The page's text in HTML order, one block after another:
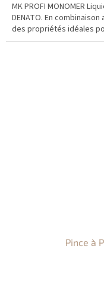
MK PROFI MONOMER
DENATO. En
des propriétés idéales
Pince à